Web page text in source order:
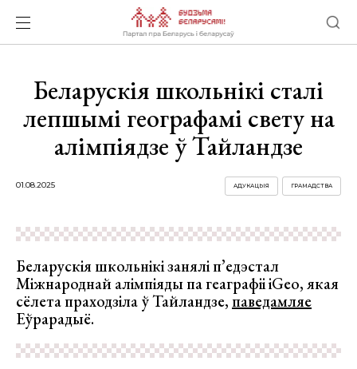
Беларускія школьнікі сталі
лепшымі географамі свету на
алімпіядзе ў Тайландзе
01.08.2025 ГРАМАДСТВА
АДУКАЦЫЯ
Беларускія школьнікі занялі п’едэстал
Міжнароднай алімпіяды па геаграфіі iGeo, якая
сёлета праходзіла ў Тайландзе, паведамляе
Еўрарадыё.